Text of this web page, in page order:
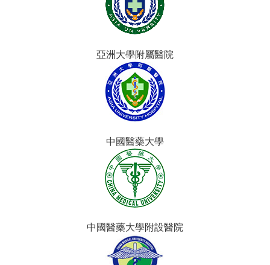
亞洲大學附屬醫院
中國醫藥大學
中國醫藥大學附設醫院